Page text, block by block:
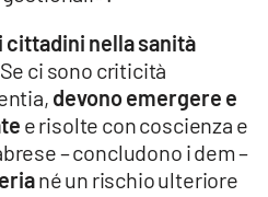
cittadini nella sanità
. Se ci sono criticità
devono emergere e
e risolte con coscienza e
– concludono i dem –
né un rischio ulteriore